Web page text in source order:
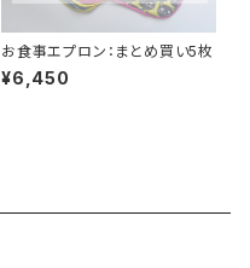
お食事エプロン：まとめ買い5枚
¥6,450